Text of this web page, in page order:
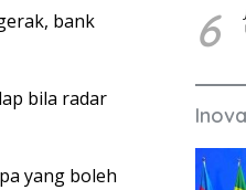
bank
bila radar
yang boleh
6